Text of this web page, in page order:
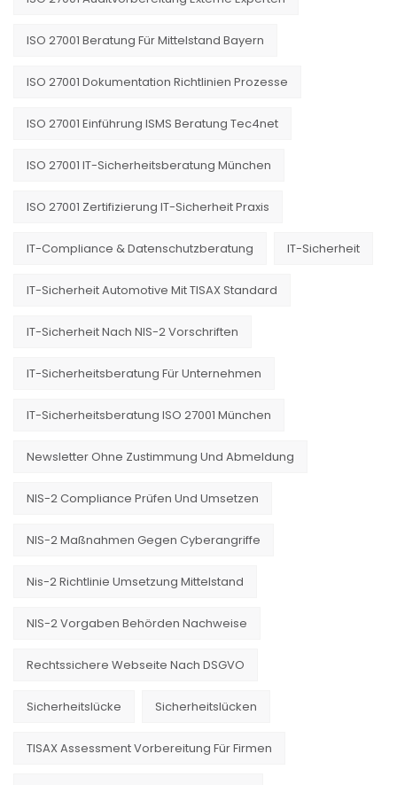
ISO 27001 Beratung Für Mittelstand Bayern
ISO 27001 Dokumentation Richtlinien Prozesse
ISO 27001 Einführung ISMS Beratung Tec4net
ISO 27001 IT-Sicherheitsberatung München
ISO 27001 Zertifizierung IT-Sicherheit Praxis
IT-Compliance & Datenschutzberatung IT-Sicherheit
IT-Sicherheit Automotive Mit TISAX Standard
IT-Sicherheit Nach NIS-2 Vorschriften
IT-Sicherheitsberatung Für Unternehmen
IT-Sicherheitsberatung ISO 27001 München
Newsletter Ohne Zustimmung Und Abmeldung
NIS-2 Compliance Prüfen Und Umsetzen
NIS-2 Maßnahmen Gegen Cyberangriffe
Nis-2 Richtlinie Umsetzung Mittelstand
NIS-2 Vorgaben Behörden Nachweise
Rechtssichere Webseite Nach DSGVO
Sicherheitslücke Sicherheitslücken
TISAX Assessment Vorbereitung Für Firmen